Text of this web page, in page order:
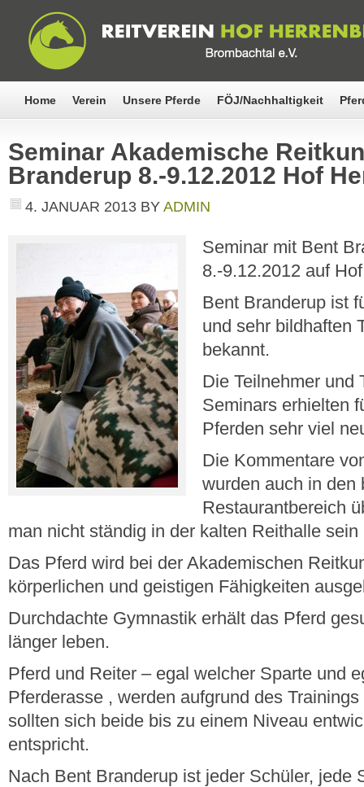
Home Verein Unsere Pferde FÖJ/Nachhaltigkeit
Seminar Akademische
Branderup 8.-9.12.2012 Hof
4. JANUAR 2013 BY ADMIN
Seminar mit Bent
8.-9.12.2012 auf
Bent Branderup ist
und sehr bildhaften
bekannt.
Die Teilnehmer und
Seminars erhielten
Pferden sehr viel
Die Kommentare
wurden auch in den
Restaurantbereich
man nicht ständig in der kalten Reithalle sein
Das Pferd wird bei der Akademischen
körperlichen und geistigen Fähigkeiten
Durchdachte Gymnastik erhält das Pferd
länger leben.
Pferd und Reiter – egal welcher Sparte und
Pferderasse , werden aufgrund des
sollten sich beide bis zu einem Niveau
entspricht.
Nach Bent Branderup ist jeder Schüler, jede